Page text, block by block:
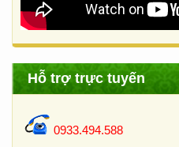
Hỗ trợ trực tuyến
0933.494.588